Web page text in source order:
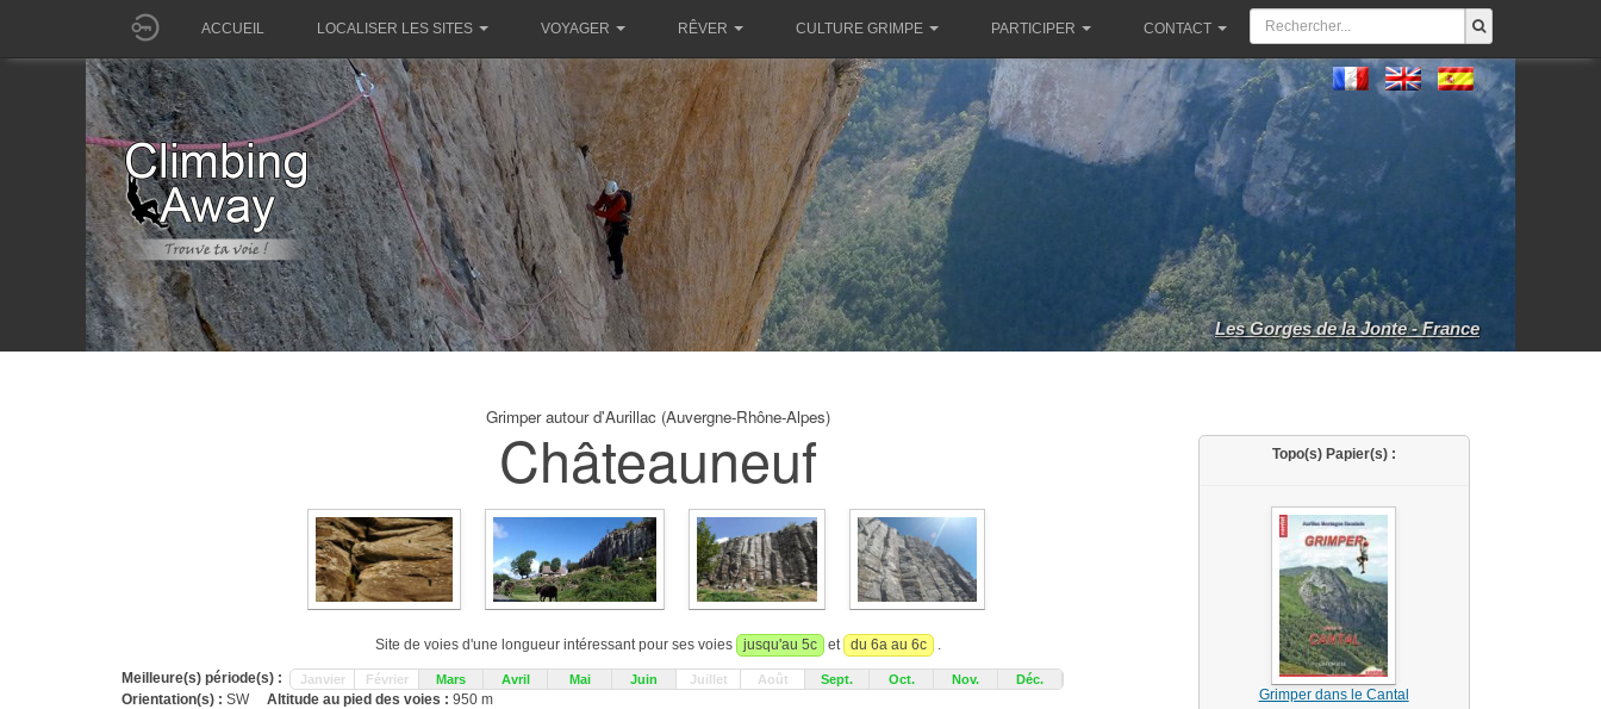
ACCUEIL LOCALISER LES SITES VOYAGER RÊVER CULTURE GRIMPE PARTICIPER CONTACT
Les Gorges de la Jonte - France
Grimper autour d'Aurillac (Auvergne-Rhône-Alpes)
Châteauneuf
Site de voies d'une longueur intéressant pour ses voies jusqu'au 5c et du 6a au 6c .
Meilleure(s) période(s) : Janvier Février Mars Avril Mai Juin Juillet Août Sept. Oct. Nov. Déc.
Orientation(s) : SW Altitude au pied des voies : 950 m
Topo(s) Papier(s) :
Grimper dans le Cantal